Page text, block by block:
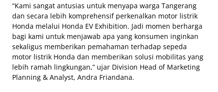
“Kami sangat antusias untuk menyapa warga Tangerang
dan secara lebih komprehensif perkenalkan motor listrik
Honda melalui Honda EV Exhibition. Jadi momen berharga
bagi kami untuk menjawab apa yang konsumen inginkan
sekaligus memberikan pemahaman terhadap sepeda
motor listrik Honda dan memberikan solusi mobilitas yang
lebih ramah lingkungan,” ujar Division Head of Marketing
Planning & Analyst, Andra Friandana.